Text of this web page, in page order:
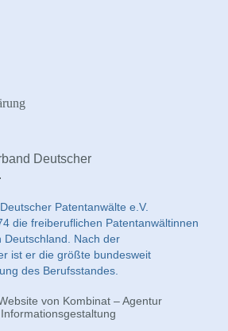
Deutscher
Patentanwälte e.V.
die freiberuflichen Patentanwältinnen
Deutschland. Nach der
ist er die größte bundesweit
des Berufsstandes.
von Kombinat – Agentur